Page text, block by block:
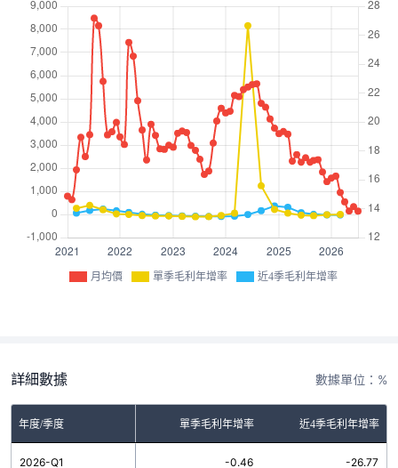
月均價 單季毛利年增率 近4季毛利年增率
詳細數據 數據單位：%
年度/季度 單季毛利年增率 近4季毛利年增率
2026-Q1 -0.46 -26.77